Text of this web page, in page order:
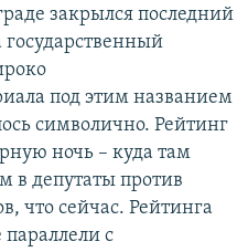
закрылся последний
под этим названием
символично. Рейтинг
ночь – куда там
в депутаты против
что сейчас. Рейтинга
с